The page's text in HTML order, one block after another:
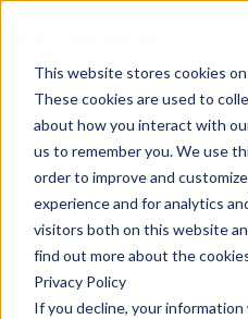
This website stores cookies
These cookies are used to
about how you interact with
us to remember you. We use
order to improve and
experience and for analytics
visitors both on this website
find out more about the
Privacy Policy
If you decline, your information
ハードウェア
スキー場・リゾート
展示場・会議場
スタジアム・アリーナ
レジャー施設
カード